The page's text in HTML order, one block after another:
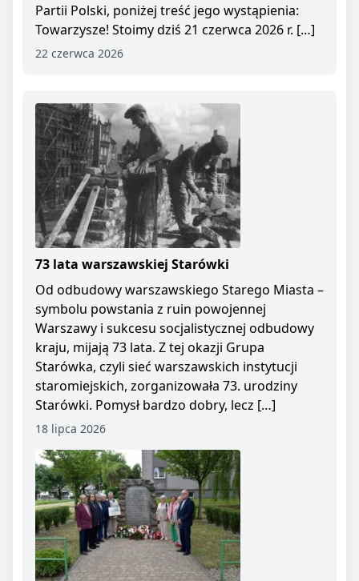
Partii Polski, poniżej treść jego wystąpienia:
Towarzysze! Stoimy dziś 21 czerwca 2026 r. […]
22 czerwca 2026
73 lata warszawskiej Starówki
Od odbudowy warszawskiego Starego Miasta –
symbolu powstania z ruin powojennej
Warszawy i sukcesu socjalistycznej odbudowy
kraju, mijają 73 lata. Z tej okazji Grupa
Starówka, czyli sieć warszawskich instytucji
staromiejskich, zorganizowała 73. urodziny
Starówki. Pomysł bardzo dobry, lecz […]
18 lipca 2026